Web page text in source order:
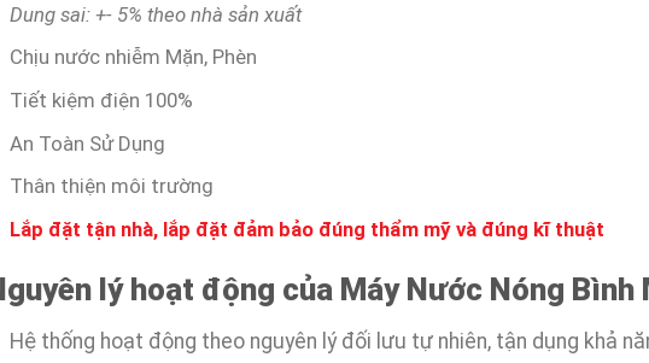
Dung sai: +- 5% theo nhà sản xuất
Chịu nước nhiễm Mặn, Phèn
Tiết kiệm điện 100%
An Toàn Sử Dụng
Thân thiện môi trường
Lắp đặt tận nhà, lắp đặt đảm bảo đúng thẩm mỹ và đúng kĩ thuật
lý hoạt động của Máy Nước Nóng Bình
Hệ thống hoạt động theo nguyên lý đối lưu tự nhiên, tận dụng khả